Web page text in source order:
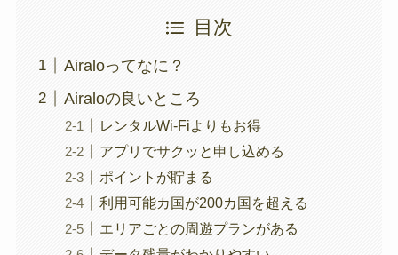
目次
Airaloってなに？
Airaloの良いところ
レンタルWi-Fiよりもお得
アプリでサクッと申し込める
ポイントが貯まる
利用可能カ国が200カ国を超える
エリアごとの周遊プランがある